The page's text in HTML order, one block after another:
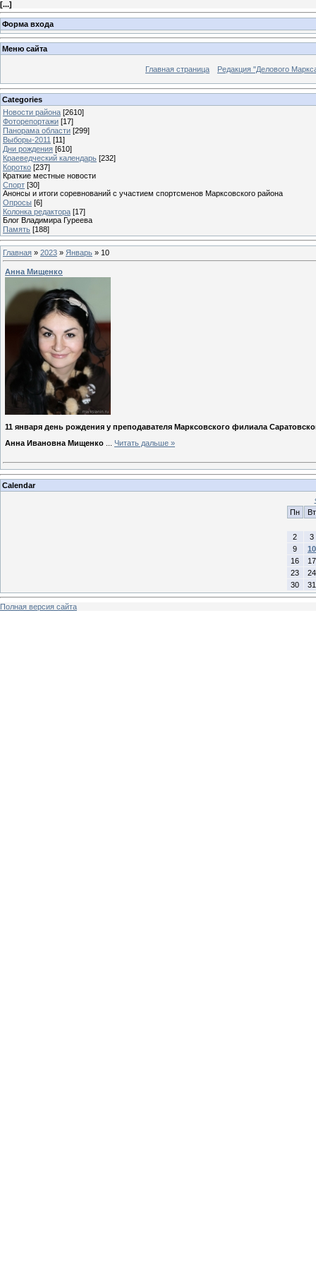
[...]
Форма входа
Меню сайта
Главная страница Редакция "Делового
Categories
Новости района [2610]
Фоторепортажи [17]
Панорама области [299]
Выборы-2011 [11]
Дни рождения [610]
Краеведческий календарь [232]
Коротко [237]
Краткие местные новости
Спорт [30]
Анонсы и итоги соревнований с участием спортсменов Марксовского района
Опросы [6]
Колонка редактора [17]
Блог Владимира Гуреева
Память [188]
Главная » 2023 » Январь » 10
Анна Мищенко
11 января день рождения у преподавателя Марксовского филиала
Анна Ивановна Мищенко
Читать дальше »
Calendar
Пн
Вт
2
3
9
10
16
17
23
24
30
31
Полная версия сайта